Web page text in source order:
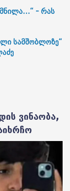
- რას
სამშობლოზე“
ვინაობა,